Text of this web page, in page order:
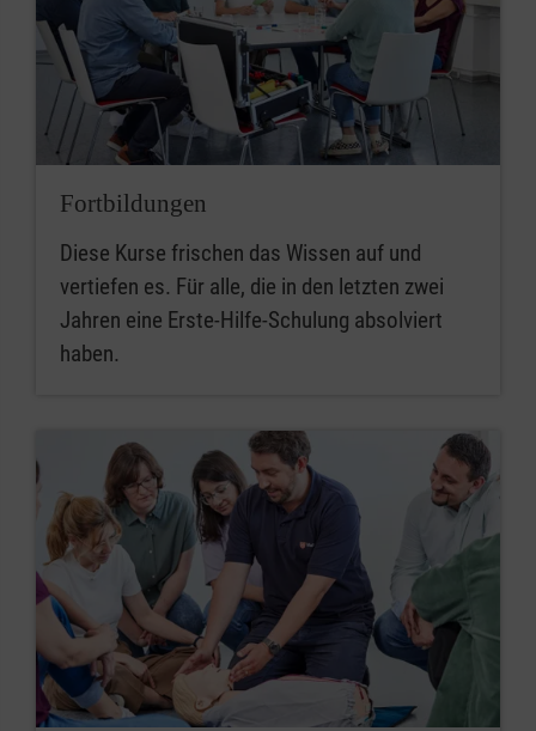
Fortbildungen
Diese Kurse frischen das Wissen auf und
vertiefen es. Für alle, die in den letzten zwei
Jahren eine Erste-Hilfe-Schulung absolviert
haben.